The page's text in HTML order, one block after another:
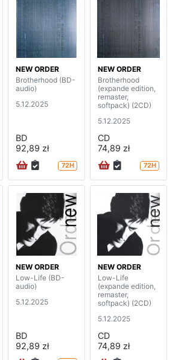
NEW ORDER
Brotherhood (BD-
audio)
5.12.2025
BD
92,89 zł
72H
NEW ORDER
Brotherhood
(expande edition,
remaster,
softpack) (2CD)
5.12.2025
CD
74,89 zł
72H
NEW ORDER
Low-Life (BD-
audio)
5.12.2025
BD
92,89 zł
NEW ORDER
Low-Life
(expande edition,
remaster,
softpack) (2CD)
5.12.2025
CD
74,89 zł